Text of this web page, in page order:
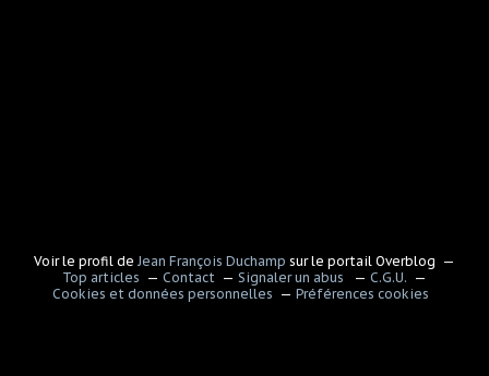
Voir le profil de Jean François Duchamp sur le portail Overblog
Top articles
Contact Signaler un abus
C.G.U.
Cookies et données personnelles
Préférences cookies